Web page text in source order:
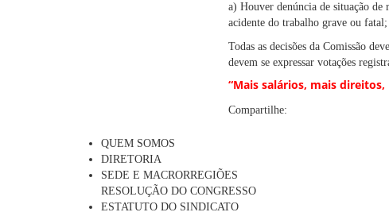
a) Houver denúncia de situação
acidente do trabalho grave ou
Todas as decisões da Comissão
devem se expressar votações
“Mais salários, mais
Compartilhe:
QUEM SOMOS
DIRETORIA
SEDE E MACRORREGIÕES
RESOLUÇÃO DO CONGRESSO
ESTATUTO DO SINDICATO